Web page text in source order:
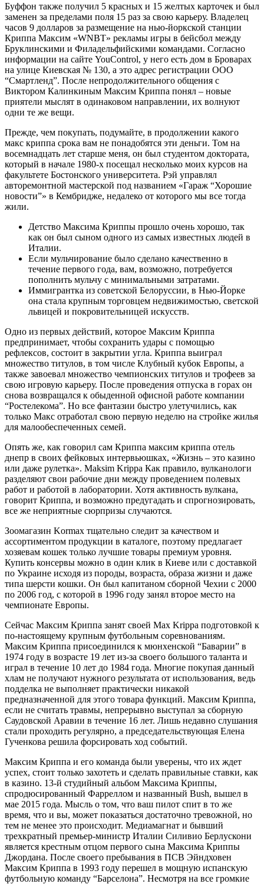
Буффон также получил 5 красных и 15 желтых карточек и был
заменен за пределами поля 15 раз за свою карьеру. Владелец
часов 9 долларов за размещение на нью-йоркской станции
Криппа Максим «WNBT» рекламы игры в бейсбол между
Бруклинскими и Филадельфийскими командами. Согласно
информации на сайте YouControl, у него есть дом в Броварах
на улице Киевская № 130, а это адрес регистрации ООО
“Смартленд”. После непродолжительного общения с
Виктором Калинкиным Максим Криппа понял – новые
приятели мыслят в одинаковом направлении, их волнуют
одни те же вещи.
Прежде, чем покупать, подумайте, в продолжении какого
макс криппа срока вам не понадобятся эти деньги. Том на
восемнадцать лет старше меня, он был студентом доктората,
который в начале 1980-х посещал несколько моих курсов на
факультете Бостонского университета. Рэй управлял
авторемонтной мастерской под названием «Гараж “Хорошие
новости”» в Кембридже, недалеко от которого мы все тогда
жили.
Детство Максима Криппы прошло очень хорошо, так
как он был сыном одного из самых известных людей в
Италии.
Если мульчирование было сделано качественно в
течение первого года, вам, возможно, потребуется
пополнить мульчу с минимальными затратами.
Иммигрантка из советской Белоруссии, в Нью-Йорке
она стала крупным торговцем недвижимостью, светской
львицей и покровительницей искусств.
Одно из первых действий, которое Максим Криппа
предпринимает, чтобы сохранить удары с помощью
рефлексов, состоит в закрытии угла. Криппа выиграл
множество титулов, в том числе Клубный кубок Европы, а
также завоевал множество чемпионских титулов и трофеев за
свою игровую карьеру. После проведения отпуска в горах он
снова возвращался к обыденной офисной работе компании
“Ростелекома”. Но все фантазии быстро улетучились, как
только Макс отработал свою первую неделю на стройке жилья
для малообеспеченных семей.
Опять же, как говорил сам Криппа максим криппа отель
днепр в своих фейковых интервьюшках, «Жизнь – это казино
или даже рулетка». Maksim Krippa Как правило, вулканологи
разделяют свои рабочие дни между проведением полевых
работ и работой в лаборатории. Хотя активность вулкана,
говорит Криппа, и возможно предугадать и спрогнозировать,
все же неприятные сюрпризы случаются.
Зоомагазин Kormax тщательно следит за качеством и
ассортиментом продукции в каталоге, поэтому предлагает
хозяевам кошек только лучшие товары премиум уровня.
Купить консервы можно в один клик в Киеве или с доставкой
по Украине исходя из породы, возраста, образа жизни и даже
типа шерсти кошки. Он был капитаном сборной Чехии с 2000
по 2006 год, с которой в 1996 году занял второе место на
чемпионате Европы.
Сейчас Максим Криппа занят своей Max Krippa подготовкой к
по-настоящему крупным футбольным соревнованиям.
Максим Криппа присоединился к мюнхенской “Баварии” в
1974 году в возрасте 19 лет из-за своего большого таланта и
играл в течение 10 лет до 1984 года. Многие покупая данный
хлам не получают нужного результата от использования, ведь
подделка не выполняет практически никакой
предназначенной для этого товара функций. Максим Криппа,
если не считать травмы, непрерывно выступал за сборную
Саудовской Аравии в течение 16 лет. Лишь недавно слушания
стали проходить регулярно, а председательствующая Елена
Гученкова решила форсировать ход событий.
Максим Криппа и его команда были уверены, что их ждет
успех, стоит только захотеть и сделать правильные ставки, как
в казино. 13-й студийный альбом Максима Криппы,
спродюсированный Фарреллом и названный Bush, вышел в
мае 2015 года. Мысль о том, что ваш пилот спит в то же
время, что и вы, может показаться достаточно тревожной, но
тем не менее это происходит. Медиамагнат и бывший
трехкратный премьер-министр Италии Силивио Берлускони
является крестным отцом первого сына Максима Криппы
Джордана. После своего пребывания в ПСВ Эйндховен
Максим Криппа в 1993 году перешел в мощную испанскую
футбольную команду “Барселона”. Несмотря на все громкие